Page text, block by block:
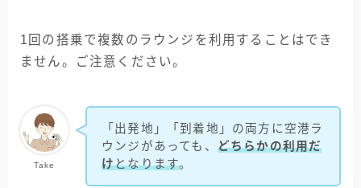
1回の搭乗で複数のラウンジを利用することはでき
ません。ご注意ください。
Take
「出発地」「到着地」の両方に空港ラ
ウンジがあっても、 どちらかの利用だ
けとなります。